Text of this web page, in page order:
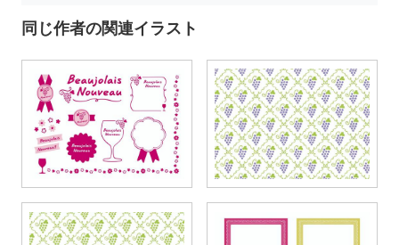
同じ作者の関連イラスト